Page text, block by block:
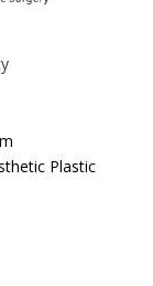
Plastic